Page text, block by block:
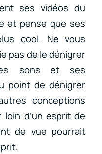
ses vidéos du
et pense que ses
cool. Ne vous
pas de le dénigrer
sons et ses
point de dénigrer
conceptions
d’un esprit de
de vue pourrait